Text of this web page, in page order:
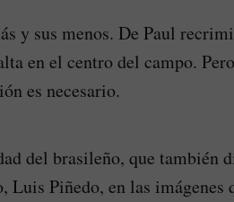
y sus menos. De Paul
en el centro del campo.
es necesario.
del brasileño, que también
Piñedo, en las imágenes